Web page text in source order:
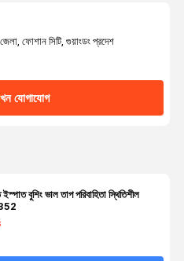
জেলা, ফোশান সিটি, গুয়াংডং প্রদেশ
যোগাযোগ
বুশিং ভাল তাপ পরিবাহিতা স্থিতিশীল